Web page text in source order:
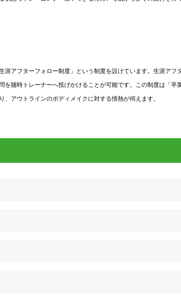
アフターフォロー制度」という制度を設けています。生涯アフ
随時トレーナーへ投げかけることが可能です。この制度は「卒
アウトラインのボディメイクに対する情熱が伺えます。